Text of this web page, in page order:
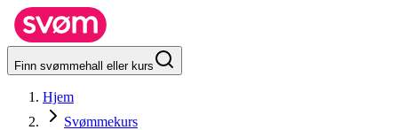
Finn svømmehall eller kurs
Hjem
Svømmekurs